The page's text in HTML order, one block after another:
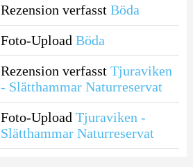
Rezension verfasst Böda
Foto-Upload Böda
Rezension verfasst Tjuraviken
- Slätthammar Naturreservat
Foto-Upload Tjuraviken -
Slätthammar Naturreservat